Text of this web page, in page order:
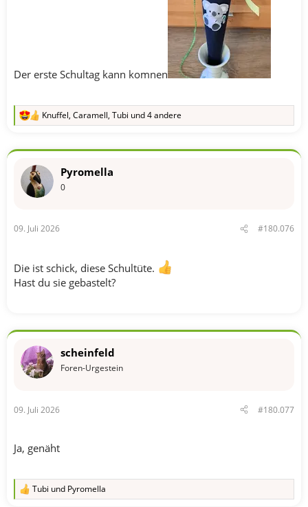
Der erste Schultag kann komnen
R
k
o
:
Knuffel, Caramell, Tubi und 4 andere
Pyromella
0
09. Juli 2026 #180.076
Die ist schick, diese Schultüte.
Hast du sie gebastelt?
scheinfeld
Foren-Urgestein
09. Juli 2026 #180.077
Ja, genäht
R
Tubi und Pyromella